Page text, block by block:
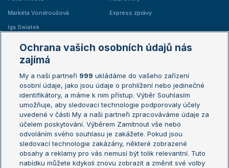
Markéta Vondroušová
Iga Swiatek
Express zprávy
Žebříčky
Žebříček ATP (muži)
Žebříček WTA (ženy)
Sázkařský žebříček
Australian Open
French Open
Wimbledon
US Open
Turnaj mistrů
Turnaj mistryň
Aktualní trendy
Ochrana vašich osobních údajů nás
zajímá
My a naši partneři 999 ukládáme do vašeho zařízení
osobní údaje, jako jsou údaje o prohlížení nebo jedinečné
identifikátory, a máme k nim přístup. Výběr Souhlasím
umožňuje, aby sledovací technologie podporovaly účely
uvedené v části My a naši partneři zpracováváme údaje za
účelem poskytování. Výběrem Zamítnout vše nebo
odvoláním svého souhlasu je zakážete. Pokud jsou
sledovací technologie zakázány, některé zobrazené
obsahy a reklamy pro vás nemusí být tolik relevantní. Tuto
nabídku můžete kdykoli znovu zobrazit a změnit své volby